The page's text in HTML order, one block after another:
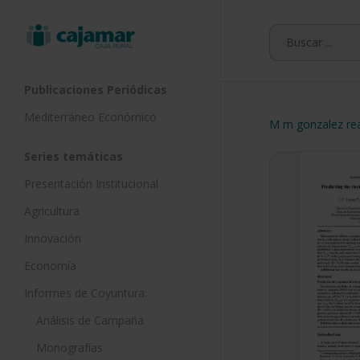
Publicaciones Periódicas
Mediterráneo Económico
Series temáticas
Presentación Institucional
Agricultura
Innovación
Economía
Informes de Coyuntura:
Análisis de Campaña
Monografías
M m gonzalez